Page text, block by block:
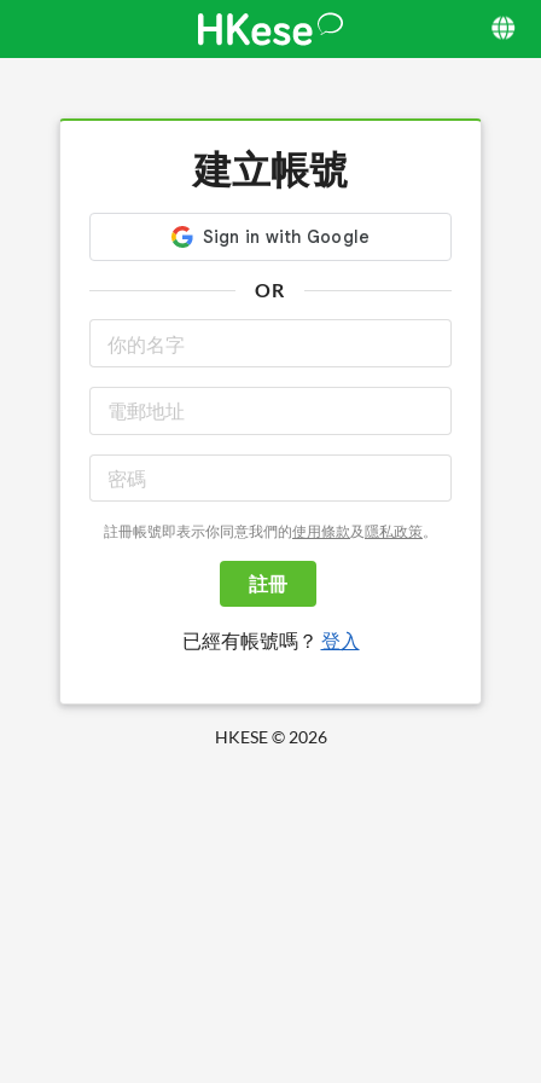
建立帳號
OR
註冊帳號即表示你同意我們的使用條款及隱私政策。
註冊
已經有帳號嗎？ 登入
HKESE © 2026